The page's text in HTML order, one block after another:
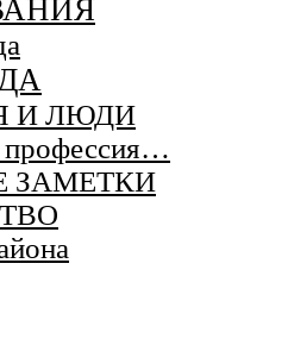
И ЛЮДИ
профессия…
ЗАМЕТКИ